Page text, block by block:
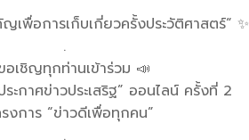
พื่อการเก็บเกี่ยวครั้งประวัติศาสตร์“ ✨
.
อเชิญทุกท่านเข้าร่วม 📣
ะกาศข่าวประเสริฐ” ออนไลน์ ครั้งที่ 2
รงการ “ข่าวดีเพื่อทุกคน”
.